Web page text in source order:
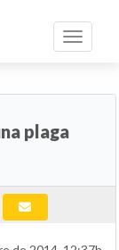
Toggle
plaga